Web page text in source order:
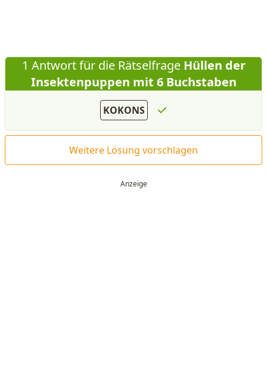
1 Antwort für die RätselfrageHüllen der
Insektenpuppen mit 6 Buchstaben
KOKONS
Weitere Lösung vorschlagen